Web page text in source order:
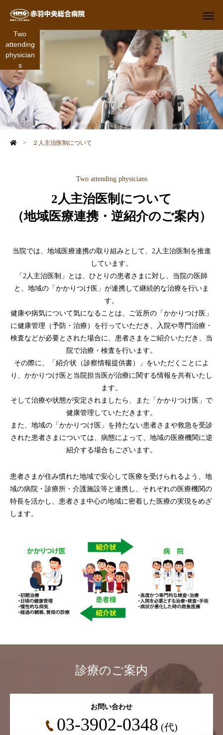
２人主治医制について
Two
attending
physician
s
> ２人主治医制について
Two attending physicians
2人主治医制について
（地域医療連携・逆紹介のご案内）
当院では、地域医療連携の取り組みとして、2人主治医制を推進
しています。
「2人主治医制」とは、ひとりの患者さまに対し、当院の医師
と、地域の「かかりつけ医」が連携して継続的な治療を行いま
す。
健康や病気について気になることは、ご近所の「かかりつけ医」
に健康管理（予防・治療）を行っていただき、
入院や専門治療・
検査などが必要とされた場合に、患者さまをご紹介いただき、当
院で治療・検査を行います。
その際に、「紹介状（診察情報提供書）」をいただくことによ
り、かかりつけ医と当院担当医が治療に関する情報を共有いたし
ます。
そして治療や状態が安定されましたら、また「かかりつけ医」で
健康管理していただきます。
また、地域の「かかりつけ医」を持たない患者さまや救急を受診
された患者さまについては、 病態によって、地域の医療機関に逆
紹介する場合もございます。
患者さまが住み慣れた地域で安心して医療を受けられるよう、地
域の病院・診療所・介護施設等と連携し、 それぞれの医療機関の
特長を活かし、患者さま中心の地域に密着した医療の実現をめざ
します。
診療のご案内
お問い合わせ
03-3902-0348 (代)